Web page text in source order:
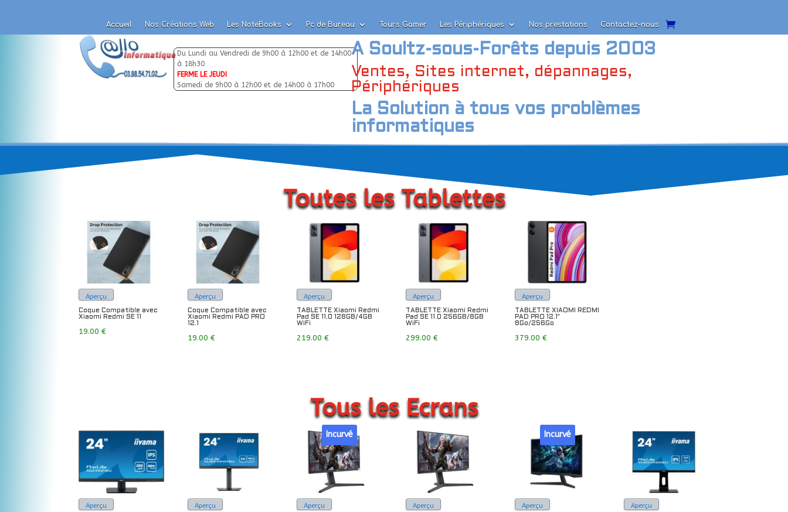
Accueil Nos Créations Web Les NoteBooks Pc de Bureau Tours Gamer Les Périphériques Nos prestations Contactez-nous
Du Lundi au Vendredi de 9h00 à 12h00 et de 14h00
à 18h30
FERME LE JEUDI
Samedi de 9h00 à 12h00 et de 14h00 à 17h00
A Soultz-sous-Forêts depuis 2003
Ventes, Sites internet, dépannages,
Périphériques
La Solution à tous vos problèmes
informatiques
Toutes les Tablettes
Aperçu
Coque Compatible avec
Xiaomi Redmi SE 11
19.00€
Aperçu
Coque Compatible avec
Xiaomi Redmi PAD PRO
12.1
19.00€
Aperçu
TABLETTE Xiaomi Redmi
Pad SE 11.0 128GB/4GB
WiFi
219.00€
Aperçu
TABLETTE Xiaomi Redmi
Pad SE 11.0 256GB/8GB
WiFi
299.00€
Aperçu
TABLETTE XIAOMI REDMI
PAD PRO 12.1″
8Go/256Go
379.00€
Tous les Ecrans
Aperçu Aperçu Aperçu
Incurvé
Aperçu Aperçu
Incurvé
Aperçu